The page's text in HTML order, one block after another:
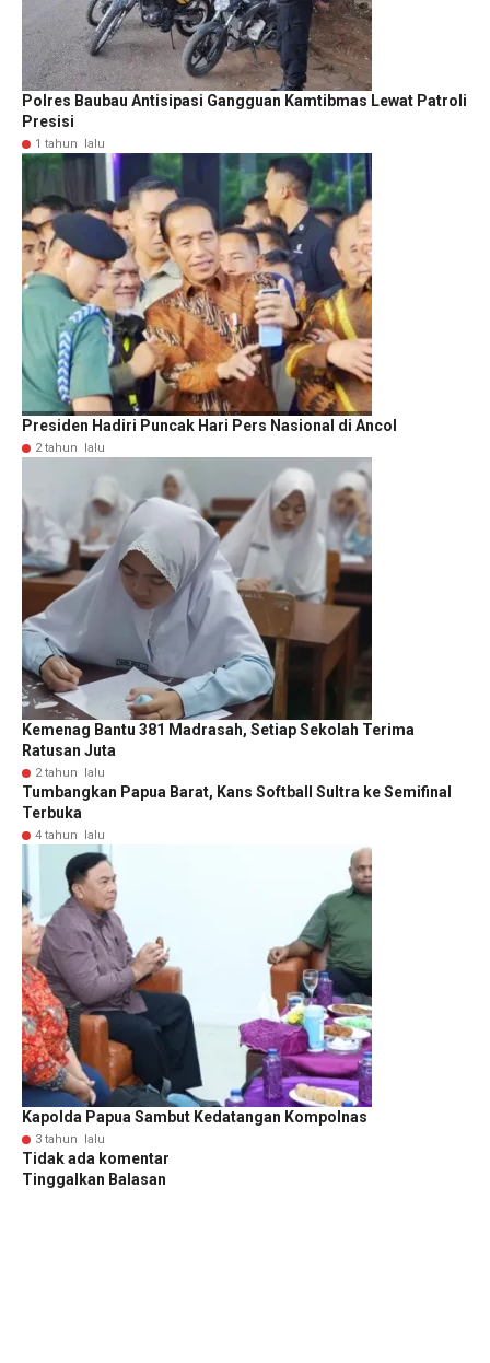
Polres Baubau Antisipasi Gangguan Kamtibmas Lewat Patroli
Presisi
1 tahun lalu
Presiden Hadiri Puncak Hari Pers Nasional di Ancol
2 tahun lalu
Kemenag Bantu 381 Madrasah, Setiap Sekolah Terima
Ratusan Juta
2 tahun lalu
Tumbangkan Papua Barat, Kans Softball Sultra ke Semifinal
Terbuka
4 tahun lalu
Kapolda Papua Sambut Kedatangan Kompolnas
3 tahun lalu
Tidak ada komentar
Tinggalkan Balasan